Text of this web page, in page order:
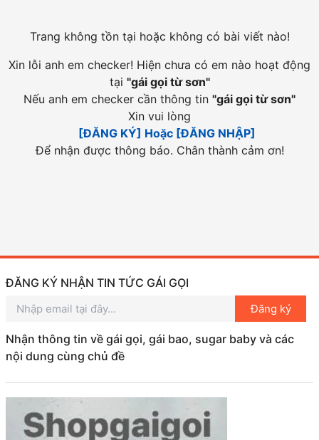
Trang không tồn tại hoặc không có bài viết nào!
Xin lỗi anh em checker! Hiện chưa có em nào hoạt động
tại "gái gọi từ sơn"
Nếu anh em checker cần thông tin "gái gọi từ sơn"
Xin vui lòng
[ĐĂNG KÝ] Hoặc [ĐĂNG NHẬP]
Để nhận được thông báo. Chân thành cảm ơn!
ĐĂNG KÝ NHẬN TIN TỨC GÁI GỌI
Đăng ký
Nhận thông tin về gái gọi, gái bao, sugar baby và các
nội dung cùng chủ đề